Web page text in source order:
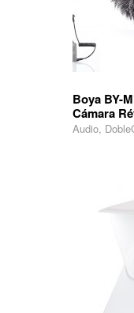
Boya BY-
Cámara
Audio,